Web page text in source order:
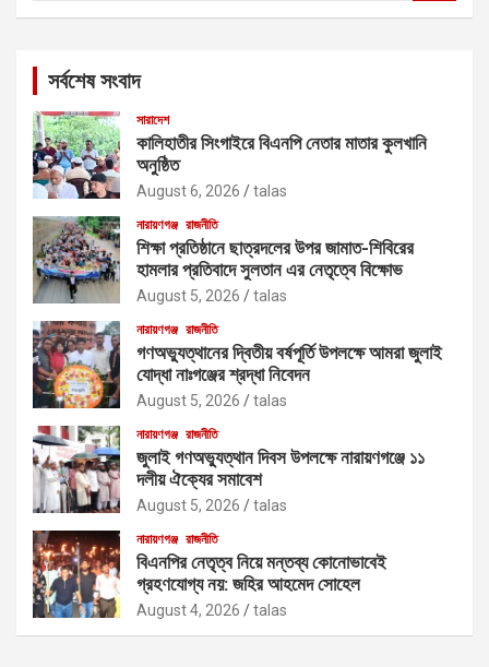
সর্বশেষ সংবাদ
সারাদেশ
কালিহাতীর সিংগাইরে বিএনপি নেতার মাতার কুলখানি
অনুষ্ঠিত
August 6, 2026 talas
নারায়ণগঞ্জ রাজনীতি
শিক্ষা প্রতিষ্ঠানে ছাত্রদলের উপর জামাত-শিবিরের
হামলার প্রতিবাদে সুলতান এর নেতৃত্বে বিক্ষোভ
August 5, 2026 talas
নারায়ণগঞ্জ রাজনীতি
গণঅভ্যুত্থানের দ্বিতীয় বর্ষপূর্তি উপলক্ষে আমরা জুলাই
যোদ্ধা নাঃগঞ্জের শ্রদ্ধা নিবেদন
August 5, 2026 talas
নারায়ণগঞ্জ রাজনীতি
জুলাই গণঅভ্যুত্থান দিবস উপলক্ষে নারায়ণগঞ্জে ১১
দলীয় ঐক্যের সমাবেশ
August 5, 2026 talas
নারায়ণগঞ্জ রাজনীতি
বিএনপির নেতৃত্ব নিয়ে মন্তব্য কোনোভাবেই
গ্রহণযোগ্য নয়: জহির আহমেদ সোহেল
August 4, 2026 talas